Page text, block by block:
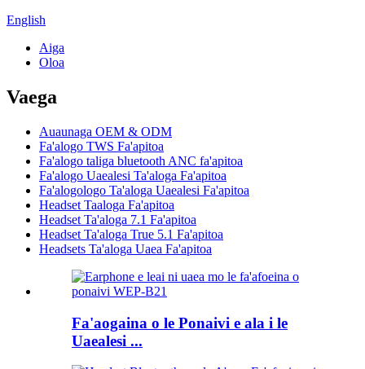
English
Aiga
Oloa
Vaega
Auaunaga OEM & ODM
Fa'alogo TWS Fa'apitoa
Fa'alogo taliga bluetooth ANC fa'apitoa
Fa'alogo Uaealesi Ta'aloga Fa'apitoa
Fa'alogologo Ta'aloga Uaealesi Fa'apitoa
Headset Taaloga Fa'apitoa
Headset Ta'aloga 7.1 Fa'apitoa
Headset Ta'aloga True 5.1 Fa'apitoa
Headsets Ta'aloga Uaea Fa'apitoa
Fa'aogaina o le Ponaivi e ala i le
Uaealesi ...